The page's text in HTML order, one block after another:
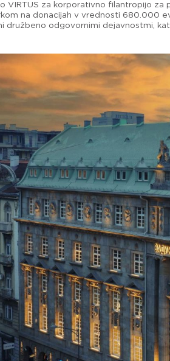
VIRTUS za korporativno filantropijo
na donacijah v vrednosti 680.000
družbeno odgovornimi dejavnostmi,